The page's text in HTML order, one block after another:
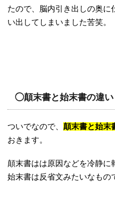
たので、脳内引き出しの奥に
い出してしまいました苦笑。
◯顛末書と始末書の違い
ついでなので、 顛末書と始末
おきます。
顛末書はは原因などを冷静に
始末書は反省文みたいなもの